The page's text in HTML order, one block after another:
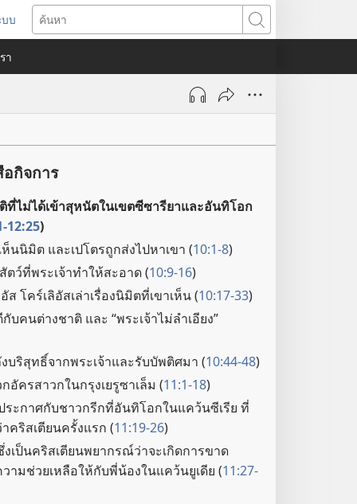
บบ
าง
ค้นหา
า
กิจการ
ที่​ไม่​ได้​เข้า​สุหนัต​ใน​เขต​ซีซารียา​และ​อันทิโอก​
12:25)
น​นิมิต และ​เปโตร​ถูก​ส่ง​ไป​หา​เขา (10:1-8)
ตว์​ที่​พระเจ้า​ทำ​ให้​สะอาด (10:9-16)
ส โค​ร์เลิอัส​เล่า​เรื่อง​นิมิต​ที่​เขา​เห็น (10:17-33)
บ​คน​ต่าง​ชาติ และ “พระเจ้า​ไม่​ลำเอียง”
บริสุทธิ์​จาก​พระเจ้า​และ​รับ​บัพติศมา (10:44-48)
อัครสาวก​ใน​กรุง​เยรูซาเล็ม (11:1-18)
ระกาศ​กับ​ชาว​กรีก​ที่​อันทิโอก​ใน​แคว้น​ซีเรีย ที่​
คริสเตียน​ครั้ง​แรก (11:19-26)
เป็น​คริสเตียน​พยากรณ์​ว่า​จะ​เกิด​การ​ขาด​
าม​ช่วยเหลือ​ให้​กับ​พี่​น้อง​ใน​แคว้น​ยูเดีย (11:27-